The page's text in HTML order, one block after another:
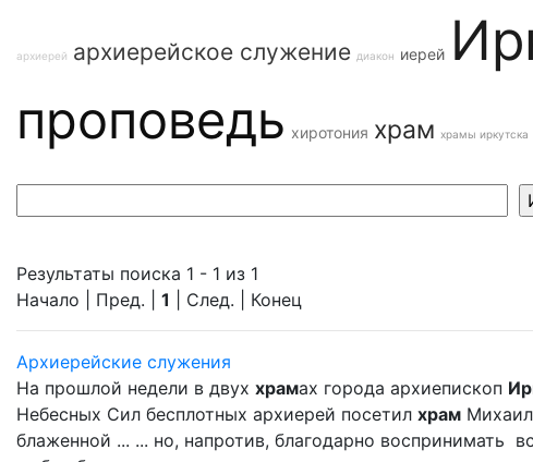
архиерей архиерейское служение диакон иерей
проповедь хиротония храм храмы иркутска
Результаты поиска 1 - 1 из 1
Начало | Пред. | 1 | След. | Конец
Архиерейские служения
На прошлой недели в двух храмах города архиепископ
Небесных Сил бесплотных архиерей посетил храм
блаженной ... ... но, напротив, благодарно воспринимать